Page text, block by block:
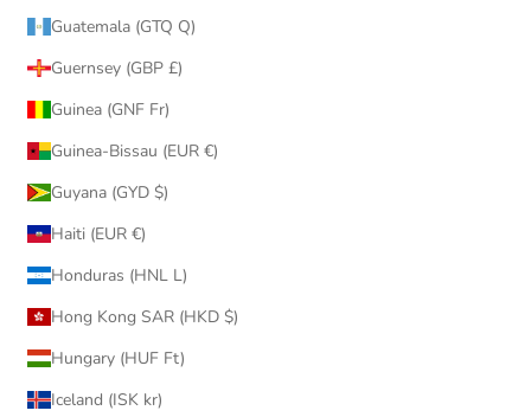
Guatemala (GTQ Q)
Guernsey (GBP £)
Guinea (GNF Fr)
Guinea-Bissau (EUR €)
Guyana (GYD $)
Haiti (EUR €)
Honduras (HNL L)
Hong Kong SAR (HKD $)
Hungary (HUF Ft)
Iceland (ISK kr)